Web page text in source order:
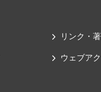
リンク・
ウェブア